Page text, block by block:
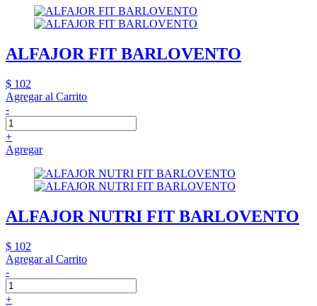
ALFAJOR FIT BARLOVENTO
$ 102
Agregar al Carrito
-
+
Agregar
ALFAJOR NUTRI FIT BARLOVENTO
$ 102
Agregar al Carrito
-
+